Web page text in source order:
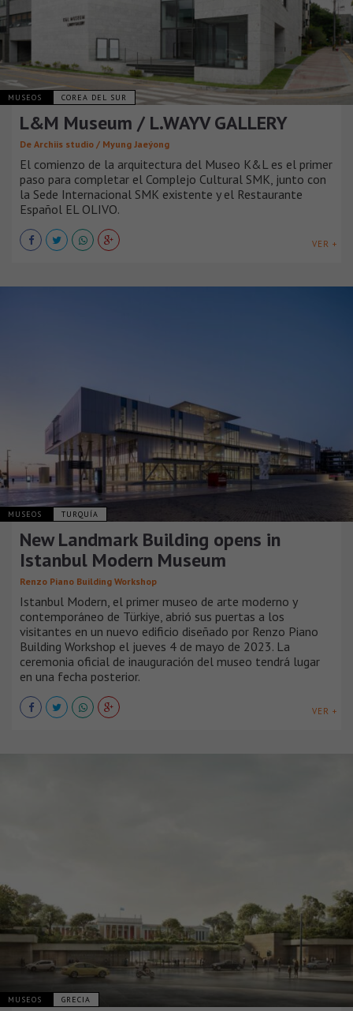
MUSEOS COREA DEL SUR
L&M Museum / L.WAYV GALLERY
De Archiis studio / Myung Jaeýong
El comienzo de la arquitectura del Museo K&L es el primer
paso para completar el Complejo Cultural SMK, junto con
la Sede Internacional SMK existente y el Restaurante
Español EL OLIVO.
VER +
MUSEOS TURQUÍA
New Landmark Building opens in
Istanbul Modern Museum
Renzo Piano Building Workshop
Istanbul Modern, el primer museo de arte moderno y
contemporáneo de Türkiye, abrió sus puertas a los
visitantes en un nuevo edificio diseñado por Renzo Piano
Building Workshop el jueves 4 de mayo de 2023. La
ceremonia oficial de inauguración del museo tendrá lugar
en una fecha posterior.
VER +
MUSEOS GRECIA